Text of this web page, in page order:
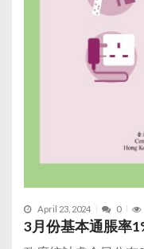
April 23, 2024 0
3月份基本通脹率